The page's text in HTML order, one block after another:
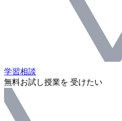
学習相談
無料お試し授業を 受けたい